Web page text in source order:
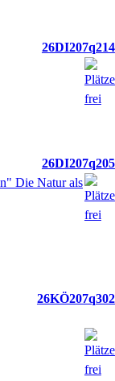
26DI207q214
26DI207q205
Die Natur als
26KÖ207q302